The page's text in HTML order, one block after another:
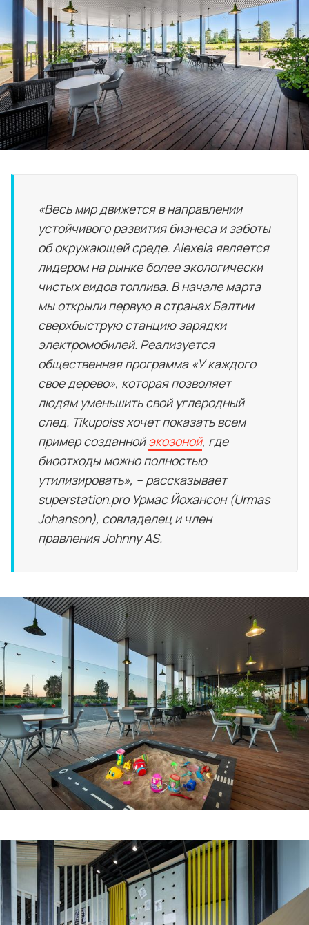
«Весь мир движется в направлении
устойчивого развития бизнеса и заботы
об окружающей среде. Alexela является
лидером на рынке более экологически
чистых видов топлива. В начале марта
мы открыли первую в странах Балтии
сверхбыструю станцию ​​зарядки
электромобилей. Реализуется
общественная программа «У каждого
свое дерево», которая позволяет
людям уменьшить свой углеродный
след. Tikupoiss хочет показать всем
пример созданнойэкозоной, где
биоотходы можно полностью
утилизировать», – рассказывает
superstation.pro Урмас Йохансон (Urmas
Johanson), совладелец и член
правления Johnny AS.